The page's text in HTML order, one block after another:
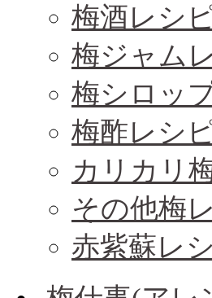
梅酒レシ
梅ジャム
梅シロッ
梅酢レシ
カリカリ
その他梅
赤紫蘇レ